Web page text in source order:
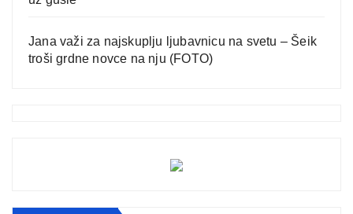
Jana važi za najskuplju ljubavnicu na svetu – Šeik
troši grdne novce na nju (FOTO)